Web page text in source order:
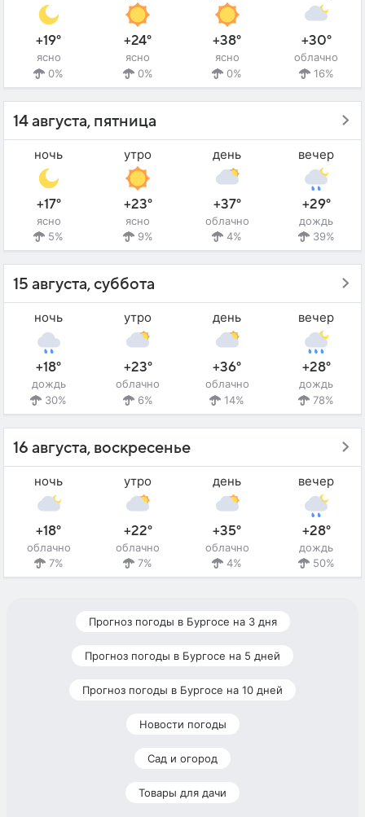
+19°
ясно
0%
+24°
ясно
0%
+38°
ясно
0%
+30°
облачно
16%
14 августа, пятница
ночь
+17°
ясно
5%
утро
+23°
ясно
9%
день
+37°
облачно
4%
вечер
+29°
дождь
39%
15 августа, суббота
ночь
+18°
дождь
30%
утро
+23°
облачно
6%
день
+36°
облачно
14%
вечер
+28°
дождь
78%
16 августа, воскресенье
ночь
+18°
облачно
7%
утро
+22°
облачно
7%
день
+35°
облачно
4%
вечер
+28°
дождь
50%
Прогноз погоды в Бургосе на 3 дня
Прогноз погоды в Бургосе на 5 дней
Прогноз погоды в Бургосе на 10 дней
Новости погоды
Сад и огород
Товары для дачи